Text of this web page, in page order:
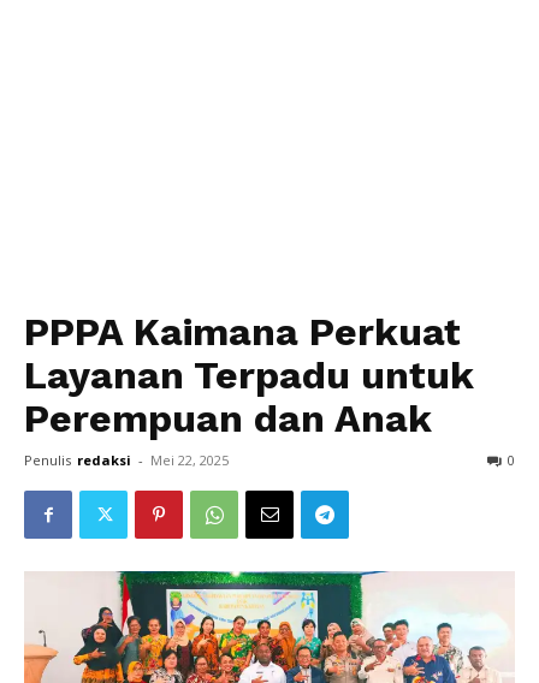
PPPA Kaimana Perkuat
Layanan Terpadu untuk
Perempuan dan Anak
Penulis redaksi - Mei 22, 2025 0